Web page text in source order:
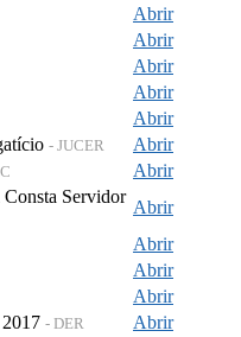
Abrir
Abrir
Abrir
Abrir
Abrir
- JUCER
Abrir
Abrir
Servidor
Abrir
Abrir
Abrir
Abrir
- DER
Abrir